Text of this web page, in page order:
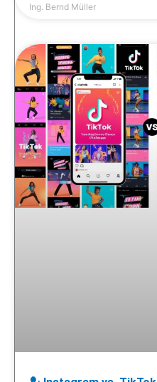
Ing. Bernd Müller